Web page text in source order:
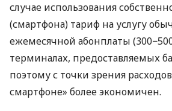
случае использования
(смартфона) тариф на услугу
ежемесячной абонплаты
терминалах, предоставляемых
поэтому с точки зрения
смартфоне» более экономичен.